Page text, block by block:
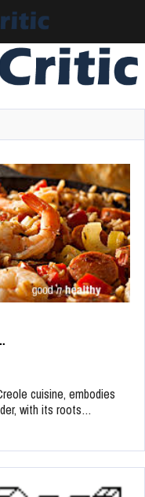
cuisine, embodies
with its roots…